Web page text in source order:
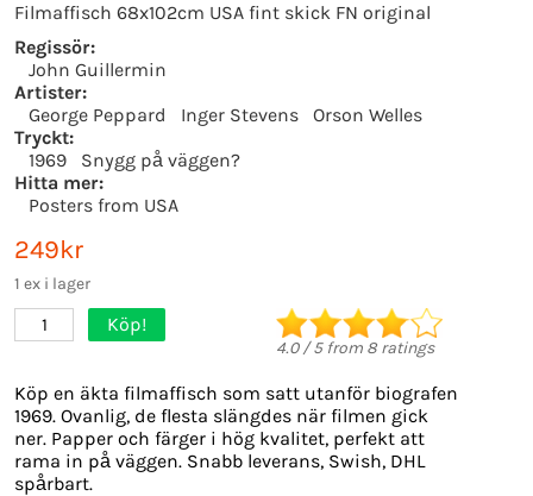
Filmaffisch 68x102cm USA fint skick FN original
Regissör:
John Guillermin
Artister:
George Peppard
Inger Stevens
Orson Welles
Tryckt:
1969
Snygg på väggen?
Hitta mer:
Posters from USA
249kr
1 ex i lager
1 Köp!
4.0/5from 8 ratings
Köp en äkta filmaffisch som satt utanför biografen
1969. Ovanlig, de flesta slängdes när filmen gick
ner. Papper och färger i hög kvalitet, perfekt att
rama in på väggen. Snabb leverans, Swish, DHL
spårbart.